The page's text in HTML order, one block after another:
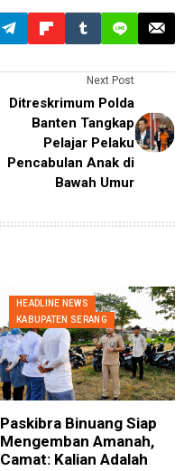
Next Post
Ditreskrimum Polda
Banten Tangkap
Pelajar Pelaku
Pencabulan Anak di
Bawah Umur
HEADLINE NEWS
KABUPATEN SERANG
Paskibra Binuang Siap
Mengemban Amanah,
Camat: Kalian Adalah